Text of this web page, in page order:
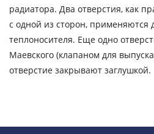
радиатора. Два отверстия, как
с одной из сторон, применяются
теплоносителя. Еще одно
Маевского (клапаном для
отверстие закрывают заглушкой.